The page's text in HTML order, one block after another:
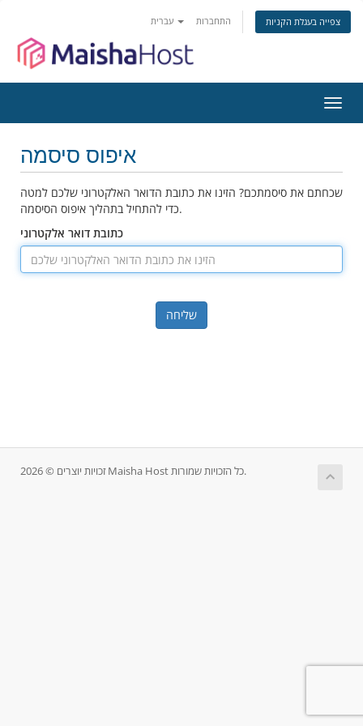
התחברות צפייה בעגלת הקניות
ניווט
איפוס סיסמה
שכחתם את סיסמתכם? הזינו את כתובת הדואר האלקטרוני שלכם למטה
כדי להתחיל בתהליך איפוס הסיסמה.
כתובת דואר אלקטרוני
שליחה
זכויות יוצרים © 2026 Maisha Host כל הזכויות שמורות.